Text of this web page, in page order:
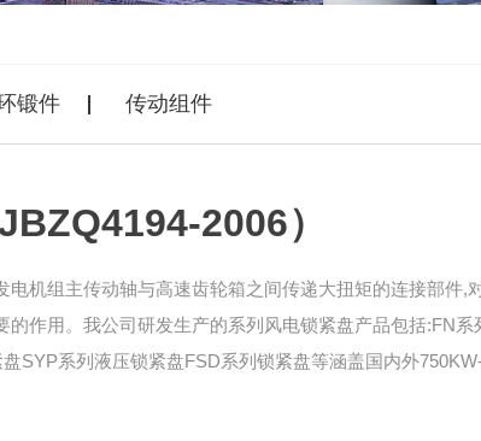
锻件 传动组件
2006）
电机组主传动轴与高速齿轮箱之间传递大扭矩的连接部件,
的作用。我公司研发生产的系列风电锁紧盘产品包括:FN系
SYP系列液压锁紧盘FSD系列锁紧盘等涵盖国内外